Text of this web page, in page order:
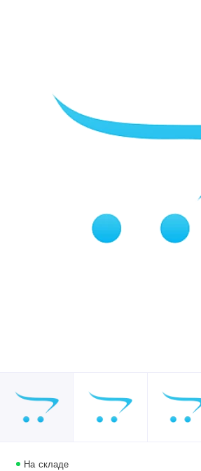
На складе